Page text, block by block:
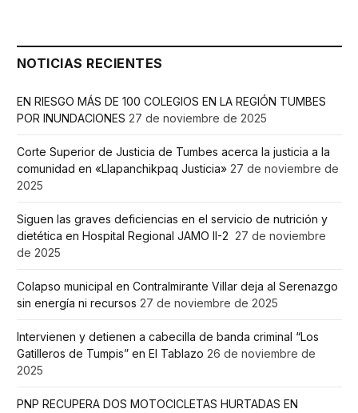
NOTICIAS RECIENTES
EN RIESGO MÁS DE 100 COLEGIOS EN LA REGIÓN TUMBES
POR INUNDACIONES 27 de noviembre de 2025
Corte Superior de Justicia de Tumbes acerca la justicia a la
comunidad en «Llapanchikpaq Justicia» 27 de noviembre de
2025
Siguen las graves deficiencias en el servicio de nutrición y
dietética en Hospital Regional JAMO II-2 27 de noviembre
de 2025
Colapso municipal en Contralmirante Villar deja al Serenazgo
sin energía ni recursos 27 de noviembre de 2025
Intervienen y detienen a cabecilla de banda criminal “Los
Gatilleros de Tumpis” en El Tablazo 26 de noviembre de
2025
PNP RECUPERA DOS MOTOCICLETAS HURTADAS EN